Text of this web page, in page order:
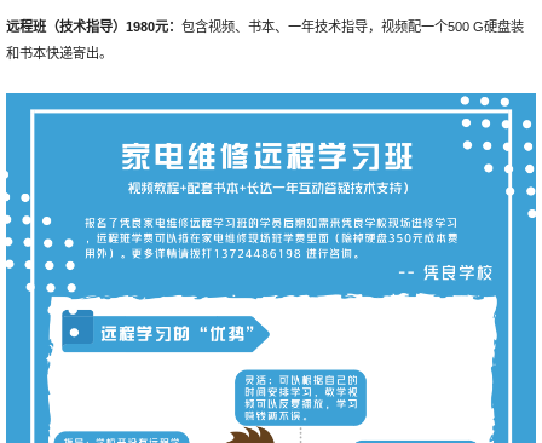
远程班（技术指导）1980元： 包含视频、书本、一年技术指导，视频配一个500 G硬盘装
和书本快递寄出。